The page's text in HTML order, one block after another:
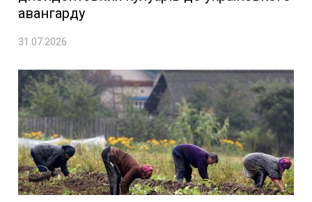
авангарду
31.07.2026